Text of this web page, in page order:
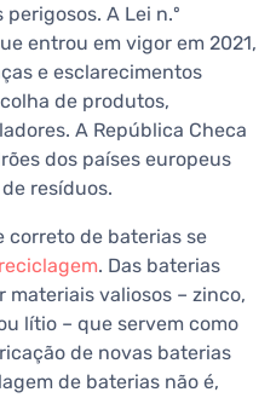
A Lei n.º
entrou em vigor em 2021,
e esclarecimentos
de produtos,
A República Checa
dos países europeus
resíduos.
correto de baterias se
reciclagem. Das baterias
materiais valiosos – zinco,
lítio – que servem como
de novas baterias
de baterias não é,